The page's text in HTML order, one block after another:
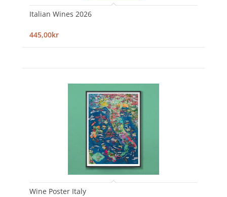
Italian Wines 2026
445,00kr
Wine Poster Italy